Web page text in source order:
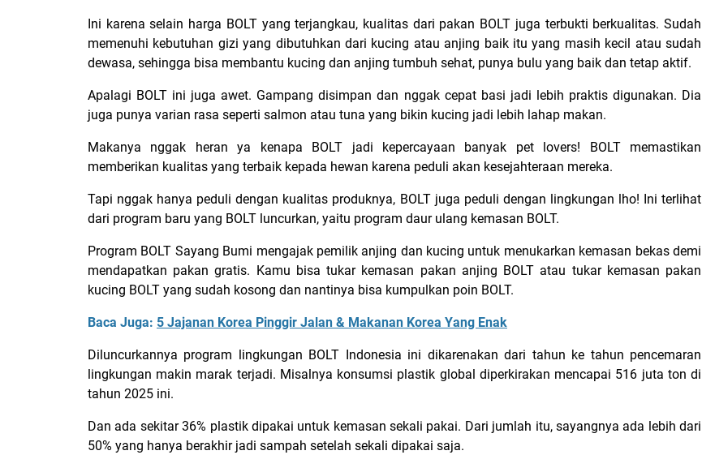
Ini karena selain harga BOLT yang terjangkau, kualitas dari pakan BOLT juga terbukti berkualitas. Sudah
memenuhi kebutuhan gizi yang dibutuhkan dari kucing atau anjing baik itu yang masih kecil atau sudah
dewasa, sehingga bisa membantu kucing dan anjing tumbuh sehat, punya bulu yang baik dan tetap aktif.
Apalagi BOLT ini juga awet. Gampang disimpan dan nggak cepat basi jadi lebih praktis digunakan. Dia
juga punya varian rasa seperti salmon atau tuna yang bikin kucing jadi lebih lahap makan.
Makanya nggak heran ya kenapa BOLT jadi kepercayaan banyak pet lovers! BOLT memastikan
memberikan kualitas yang terbaik kepada hewan karena peduli akan kesejahteraan mereka.
Tapi nggak hanya peduli dengan kualitas produknya, BOLT juga peduli dengan lingkungan lho! Ini terlihat
dari program baru yang BOLT luncurkan, yaitu program daur ulang kemasan BOLT.
Program BOLT Sayang Bumi mengajak pemilik anjing dan kucing untuk menukarkan kemasan bekas demi
mendapatkan pakan gratis. Kamu bisa tukar kemasan pakan anjing BOLT atau tukar kemasan pakan
kucing BOLT yang sudah kosong dan nantinya bisa kumpulkan poin BOLT.
Baca Juga: 5 Jajanan Korea Pinggir Jalan & Makanan Korea Yang Enak
Diluncurkannya program lingkungan BOLT Indonesia ini dikarenakan dari tahun ke tahun pencemaran
lingkungan makin marak terjadi. Misalnya konsumsi plastik global diperkirakan mencapai 516 juta ton di
tahun 2025 ini.
Dan ada sekitar 36% plastik dipakai untuk kemasan sekali pakai. Dari jumlah itu, sayangnya ada lebih dari
50% yang hanya berakhir jadi sampah setelah sekali dipakai saja.